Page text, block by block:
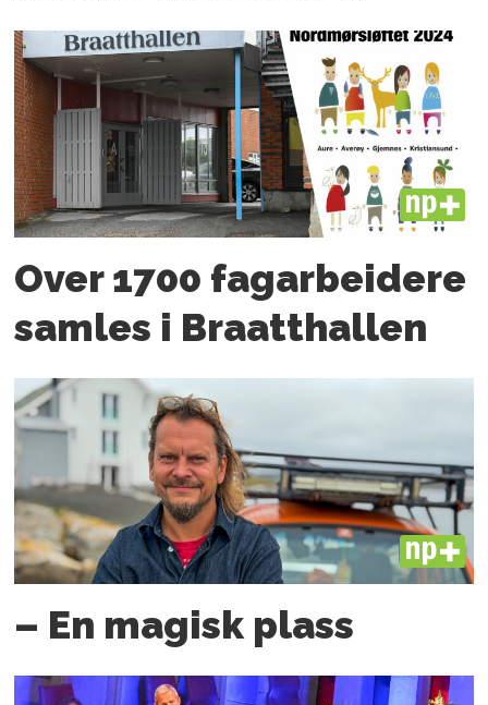
PLUS
Over 1700 fagarbeidere
samles i Braatthallen
PLUS
– En magisk plass